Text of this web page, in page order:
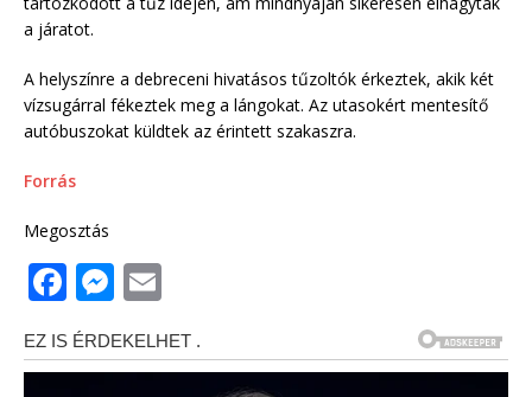
a járatot.
A helyszínre a debreceni hivatásos tűzoltók érkeztek, akik két
vízsugárral fékeztek meg a lángokat. Az utasokért mentesítő
autóbuszokat küldtek az érintett szakaszra.
Forrás
Megosztás
F
a
c
M
ssai